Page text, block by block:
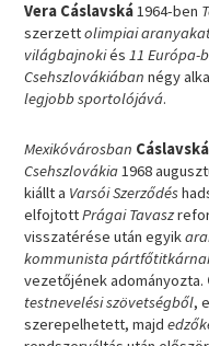
Vera Cáslavská1964-ben
szerzettolimpiai
világbajnokiés11 Európa-
Csehszlovákiában négy
legjobb sportolójává.
Mexikóvárosban Cáslavská
Csehszlovákia1968
kiállt a Varsói Szerződés
elfojtottPrágai Tavasz
visszatérése után egyik
kommunista
vezetőjének adományozta.
testnevelési szövetségből,
szerepelhetett, majd